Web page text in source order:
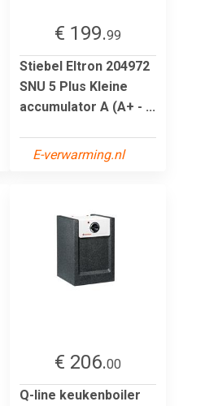
€ 199.99
Stiebel Eltron 204972
SNU 5 Plus Kleine
accumulator A (A+ - ...
E-verwarming.nl
€ 206.00
Q-line keukenboiler